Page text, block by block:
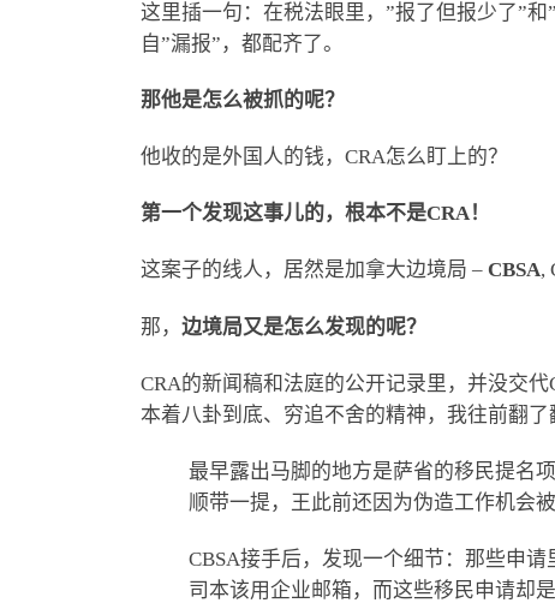
这里插一句：在税法眼里，”报了但报少了”
自”漏报”，都配齐了。
那他是怎么被抓的呢？
他收的是外国人的钱，CRA怎么盯上的？
第一个发现这事儿的，根本不是CRA！
这案子的线人，居然是加拿大边境局 – CBSA,
那， 边境局又是怎么发现的呢？
CRA的新闻稿和法庭的公开记录里，并没交代
本着八卦到底、穷追不舍的精神，我往前翻了
最早露出马脚的地方是萨省的移民提名
顺带一提，王此前还因为伪造工作机会被
CBSA接手后，发现一个细节：那些申
司本该用企业邮箱，而这些移民申请却